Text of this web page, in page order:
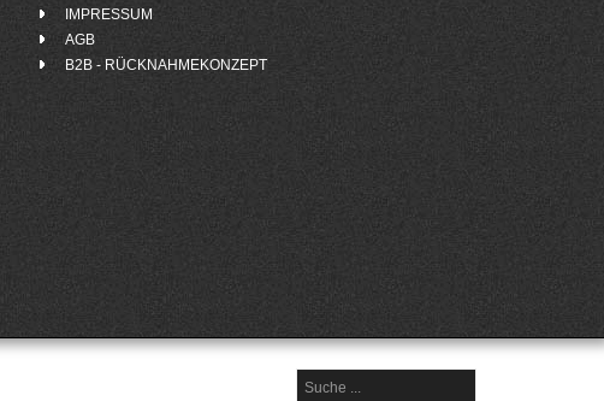
IMPRESSUM
AGB
B2B - RÜCKNAHMEKONZEPT